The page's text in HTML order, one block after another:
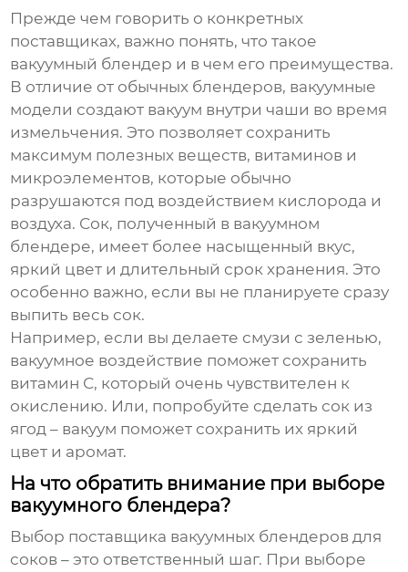
Прежде чем говорить о конкретных
поставщиках, важно понять, что такое
вакуумный блендер и в чем его преимущества.
В отличие от обычных блендеров, вакуумные
модели создают вакуум внутри чаши во время
измельчения. Это позволяет сохранить
максимум полезных веществ, витаминов и
микроэлементов, которые обычно
разрушаются под воздействием кислорода и
воздуха. Сок, полученный в вакуумном
блендере, имеет более насыщенный вкус,
яркий цвет и длительный срок хранения. Это
особенно важно, если вы не планируете сразу
выпить весь сок.
Например, если вы делаете смузи с зеленью,
вакуумное воздействие поможет сохранить
витамин С, который очень чувствителен к
окислению. Или, попробуйте сделать сок из
ягод – вакуум поможет сохранить их яркий
цвет и аромат.
На что обратить внимание при выборе
вакуумного блендера?
Выбор поставщика вакуумных блендеров для
соков – это ответственный шаг. При выборе